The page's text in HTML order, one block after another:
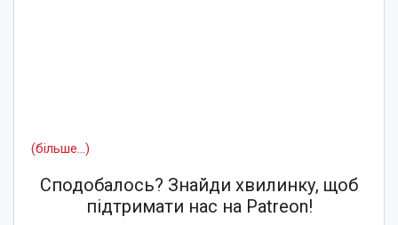
(більше…)
Сподобалось? Знайди хвилинку, щоб
підтримати нас на Patreon!